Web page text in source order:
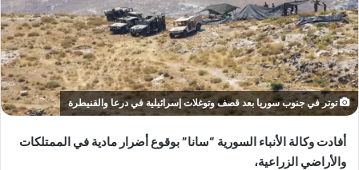
توتر في جنوب سوريا بعد قصف وتوغلات إسرائيلية في درعا والقنيطرة
أفادت وكالة الأنباء السورية “سانا” بوقوع أضرار مادية في الممتلكات
والأراضي الزراعية،